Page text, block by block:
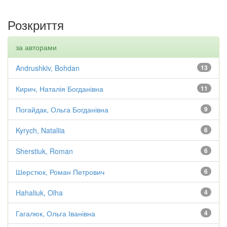
Розкриття
за авторами
13
Andrushkiv, Bohdan
11
Кирич, Наталія Богданівна
9
Погайдак, Ольга Богданівна
6
Kyrych, Nataliia
6
Sherstiuk, Roman
6
Шерстюк, Роман Петрович
4
Hahaliuk, Olha
4
Гагалюк, Ольга Іванівна